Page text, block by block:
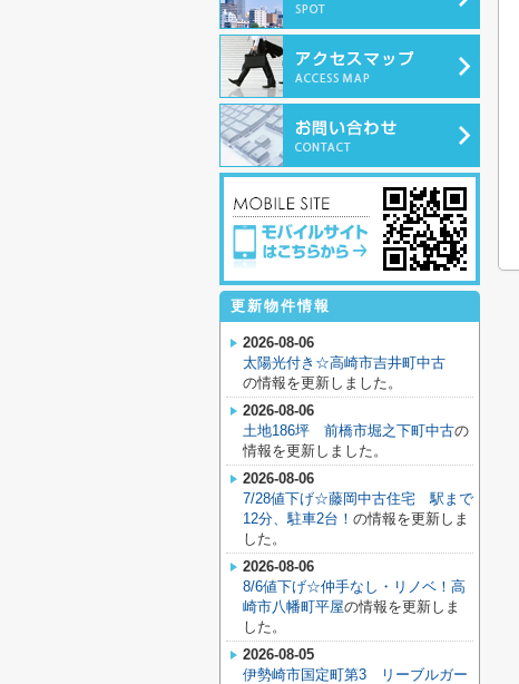
更新物件情報
2026-08-06
太陽光付き☆高崎市吉井町中古
の情報を更新しました。
2026-08-06
土地186坪 前橋市堀之下町中古の
情報を更新しました。
2026-08-06
7/28値下げ☆藤岡中古住宅 駅まで
12分、駐車2台！ の情報を更新しま
した。
2026-08-06
8/6値下げ☆仲手なし・リノベ！高
崎市八幡町平屋の情報を更新しま
した。
2026-08-05
伊勢崎市国定町第3 リーブルガー